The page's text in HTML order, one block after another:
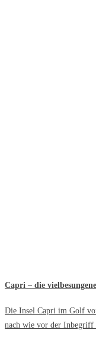
Capri – die
Die Insel Capri im Golf
nach wie vor der Inbegriff